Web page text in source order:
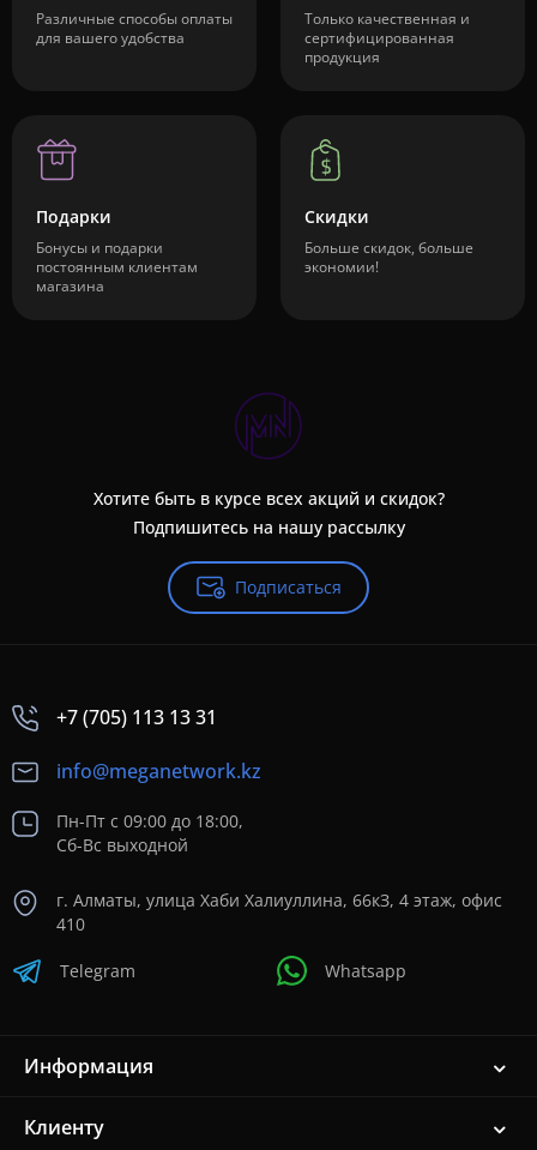
Различные способы оплаты
для вашего удобства
Только качественная и
сертифицированная
продукция
Подарки
Бонусы и подарки
постоянным клиентам
магазина
Скидки
Больше скидок, больше
экономии!
Хотите быть в курсе всех акций и скидок?
Подпишитесь на нашу рассылку
Подписаться
+7 (705) 113 13 31
info@meganetwork.kz
Пн-Пт с 09:00 до 18:00,
Сб-Вс выходной
г. Алматы, улица Хаби Халиуллина, 66кЗ, 4 этаж, офис
410
Telegram Whatsapp
Информация
Клиенту